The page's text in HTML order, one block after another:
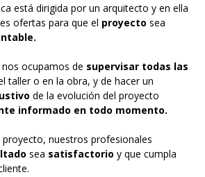
está dirigida por un arquitecto y en ella
ofertas para que el proyecto sea
ocupamos de supervisar todas las
taller o en la obra, y de hacer un
de la evolución del proyecto
informado en todo momento.
nuestros profesionales
sea satisfactorio y que cumpla